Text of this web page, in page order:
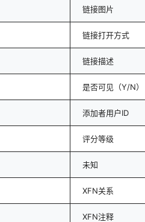
链接图片
链接打开方式
链接描述
是否可见（Y/N）
添加者用户ID
评分等级
未知
XFN关系
XFN注释